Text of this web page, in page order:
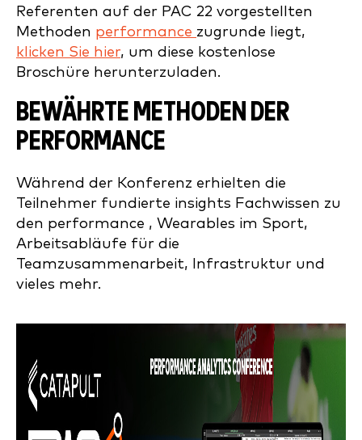
Referenten auf der PAC 22 vorgestellten
Methoden performance zugrunde liegt,
klicken Sie hier, um diese kostenlose
Broschüre herunterzuladen.
BEWÄHRTE METHODEN DER
PERFORMANCE
Während der Konferenz erhielten die
Teilnehmer fundierte insights Fachwissen zu
den performance , Wearables im Sport,
Arbeitsabläufe für die
Teamzusammenarbeit, Infrastruktur und
vieles mehr.